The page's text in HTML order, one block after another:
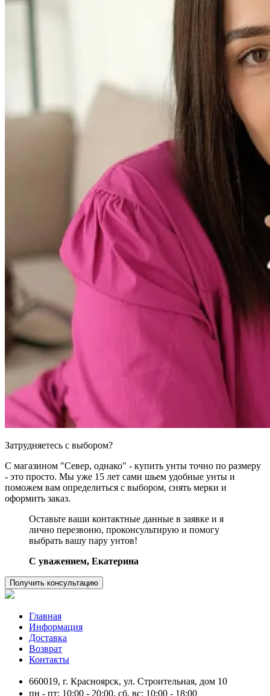
Затрудняетесь с выбором?
С магазином "Север, однако" - купить унты точно по размеру
- это просто. Мы уже 15 лет сами шьем удобные унты и
поможем вам определиться с выбором, снять мерки и
оформить заказ.
Оставьте ваши контактные данные в заявке и я
лично перезвоню, проконсультирую и помогу
выбрать вашу пару унтов!
C уважением, Екатерина
Получить консультацию
Главная
Информация
Доставка
Возврат
Контакты
660019, г. Красноярск, ул. Строительная, дом 10
пн - пт: 10:00 - 20:00, сб, вс: 10:00 - 18:00